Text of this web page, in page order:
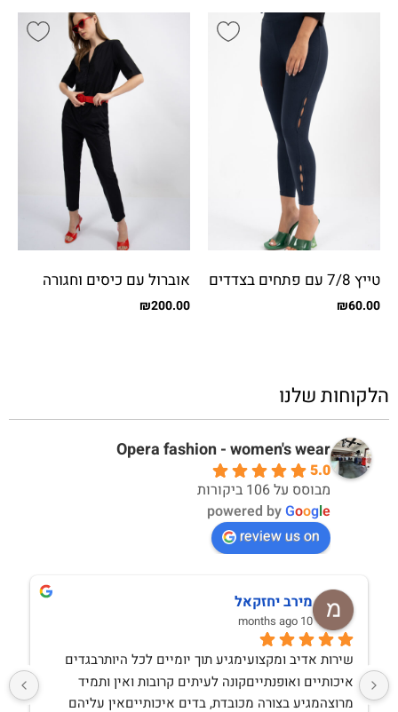
טייץ 7/8 עם פתחים בצדדים
₪60.00
אוברול עם כיסים וחגורה
₪200.00
הלקוחות שלנו
Opera fashion - women's wear
5.0
מבוסס על 106 ביקורות
powered byGoogle
review us on
מירב יחזקאל
10 months ago